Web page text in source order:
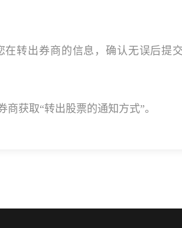
转出券商的信息，确认无误后提
获取“转出股票的通知方式”。